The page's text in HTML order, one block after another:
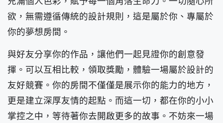
欲，無需遵循傳統的設計規則，這是屬於你、專屬於
你的夢想房間。
與好友分享你的作品，讓他們一起見證你的創意發
揮。可以互相比較，領取獎勵，體驗一場屬於設計的
友好競賽。你的房間不僅僅是展示你的能力的地方，
更是建立深厚友情的起點。而這一切，都在你的小小
掌控之中，等待著你去開啟更多的故事。不妨來一場